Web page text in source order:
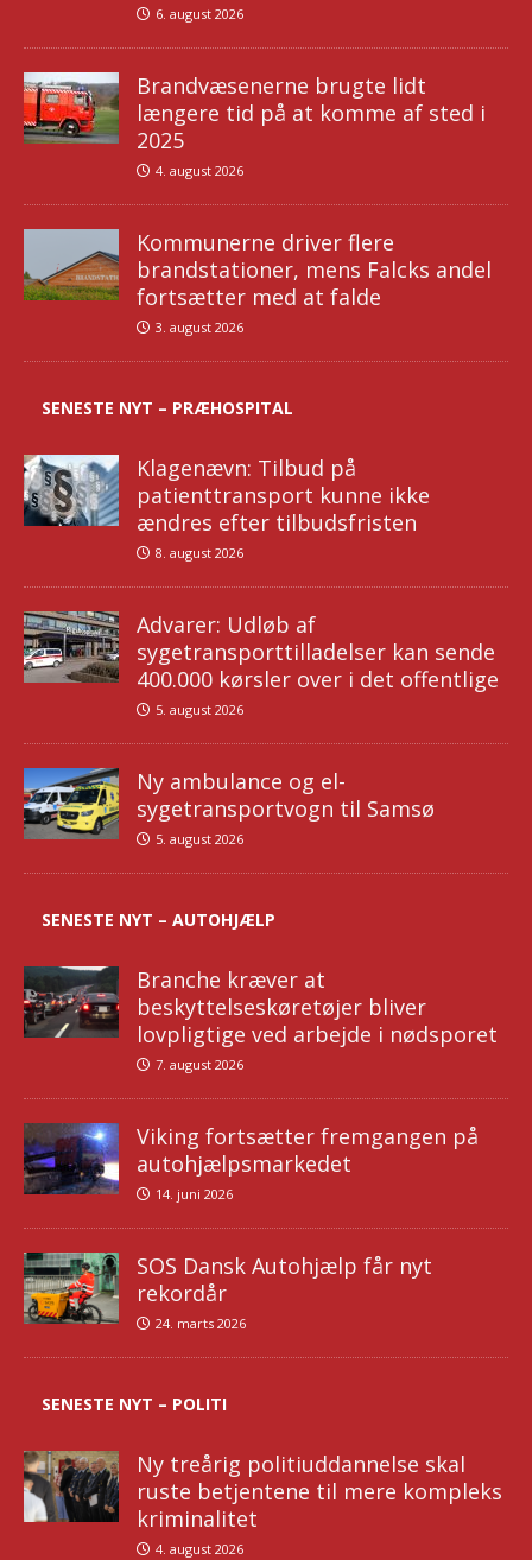
6. august 2026
Brandvæsenerne brugte lidt
længere tid på at komme af sted i
2025
4. august 2026
Kommunerne driver flere
brandstationer, mens Falcks andel
fortsætter med at falde
3. august 2026
SENESTE NYT – PRÆHOSPITAL
Klagenævn: Tilbud på
patienttransport kunne ikke
ændres efter tilbudsfristen
8. august 2026
Advarer: Udløb af
sygetransporttilladelser kan sende
400.000 kørsler over i det offentlige
5. august 2026
Ny ambulance og el-
sygetransportvogn til Samsø
5. august 2026
SENESTE NYT – AUTOHJÆLP
Branche kræver at
beskyttelseskøretøjer bliver
lovpligtige ved arbejde i nødsporet
7. august 2026
Viking fortsætter fremgangen på
autohjælpsmarkedet
14. juni 2026
SOS Dansk Autohjælp får nyt
rekordår
24. marts 2026
SENESTE NYT – POLITI
Ny treårig politiuddannelse skal
ruste betjentene til mere kompleks
kriminalitet
4. august 2026